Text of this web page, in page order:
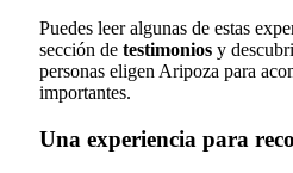
Puedes leer algunas de estas
sección de testimonios y
personas eligen Aripoza para
importantes.
Una experiencia para